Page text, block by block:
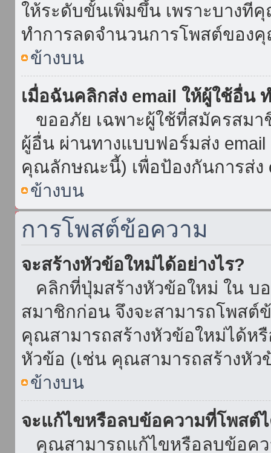
ให้ระดับขั้นเพิ่มขึ้น เพราะบางที
ทำการลดจำนวนการโพสต์ของ
ข้างบน
เมื่อฉันคลิกส่ง email ให้ผู้ใช้อื่น
ขออภัย เฉพาะผู้ใช้ที่สมัครสมา
ผู้อื่น ผ่านทางแบบฟอร์มส่ง
คุณลักษณะนี้) เพื่อป้องกันการส่ง
ข้างบน
การโพสต์ข้อความ
จะสร้างหัวข้อใหม่ได้อย่างไร?
คลิกที่ปุ่มสร้างหัวข้อใหม่ ใน บ
สมาชิกก่อน จึงจะสามารถโพส
คุณสามารถสร้างหัวข้อใหม่ได้ห
หัวข้อ (เช่น คุณสามารถสร้างหั
ข้างบน
จะแก้ไขหรือลบข้อความที่โพสต์ไ
คุณสามารถแก้ไขหรือลบข้อคว